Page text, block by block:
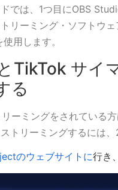
では、1つ目にOBS
リーミング・ソフトウ
用します。
TikTok サイ
る
ーミングをされている
トリーミングするには、
のウェブサイトに行き